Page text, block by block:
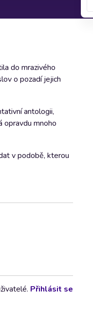
do mrazivého
o pozadí jejich
antologii,
opravdu mnoho
v podobě, kterou
Přihlásit se